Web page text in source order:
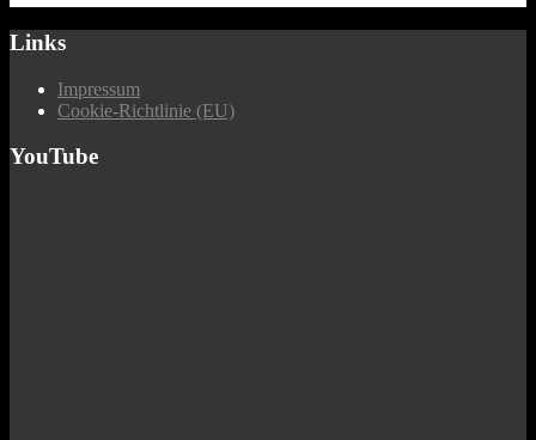
Links
Impressum
Cookie-Richtlinie (EU)
YouTube